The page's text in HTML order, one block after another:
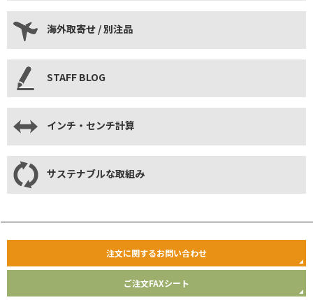
海外取寄せ / 別注品
STAFF BLOG
インチ・センチ計算
サステナブルな取組み
注文に関するお問い合わせ
ご注文FAXシート